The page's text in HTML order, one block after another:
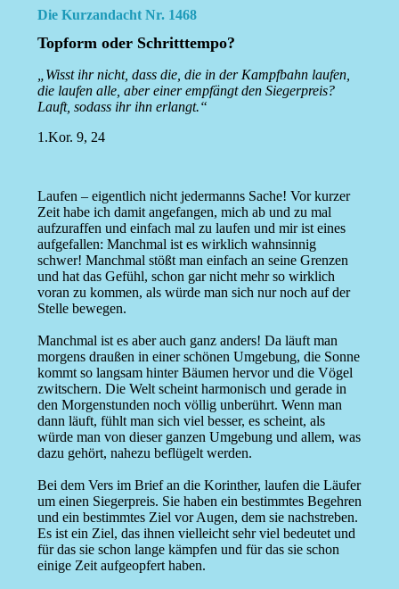
Die Kurzandacht Nr. 1468
Topform oder Schritttempo?
„Wisst ihr nicht, dass die, die in der Kampfbahn laufen,
die laufen alle, aber einer empfängt den Siegerpreis?
Lauft, sodass ihr ihn erlangt.“
1.Kor. 9, 24
Laufen – eigentlich nicht jedermanns Sache! Vor kurzer
Zeit habe ich damit angefangen, mich ab und zu mal
aufzuraffen und einfach mal zu laufen und mir ist eines
aufgefallen: Manchmal ist es wirklich wahnsinnig
schwer! Manchmal stößt man einfach an seine Grenzen
und hat das Gefühl, schon gar nicht mehr so wirklich
voran zu kommen, als würde man sich nur noch auf der
Stelle bewegen.
Manchmal ist es aber auch ganz anders! Da läuft man
morgens draußen in einer schönen Umgebung, die Sonne
kommt so langsam hinter Bäumen hervor und die Vögel
zwitschern. Die Welt scheint harmonisch und gerade in
den Morgenstunden noch völlig unberührt. Wenn man
dann läuft, fühlt man sich viel besser, es scheint, als
würde man von dieser ganzen Umgebung und allem, was
dazu gehört, nahezu beflügelt werden.
Bei dem Vers im Brief an die Korinther, laufen die Läufer
um einen Siegerpreis. Sie haben ein bestimmtes Begehren
und ein bestimmtes Ziel vor Augen, dem sie nachstreben.
Es ist ein Ziel, das ihnen vielleicht sehr viel bedeutet und
für das sie schon lange kämpfen und für das sie schon
einige Zeit aufgeopfert haben.